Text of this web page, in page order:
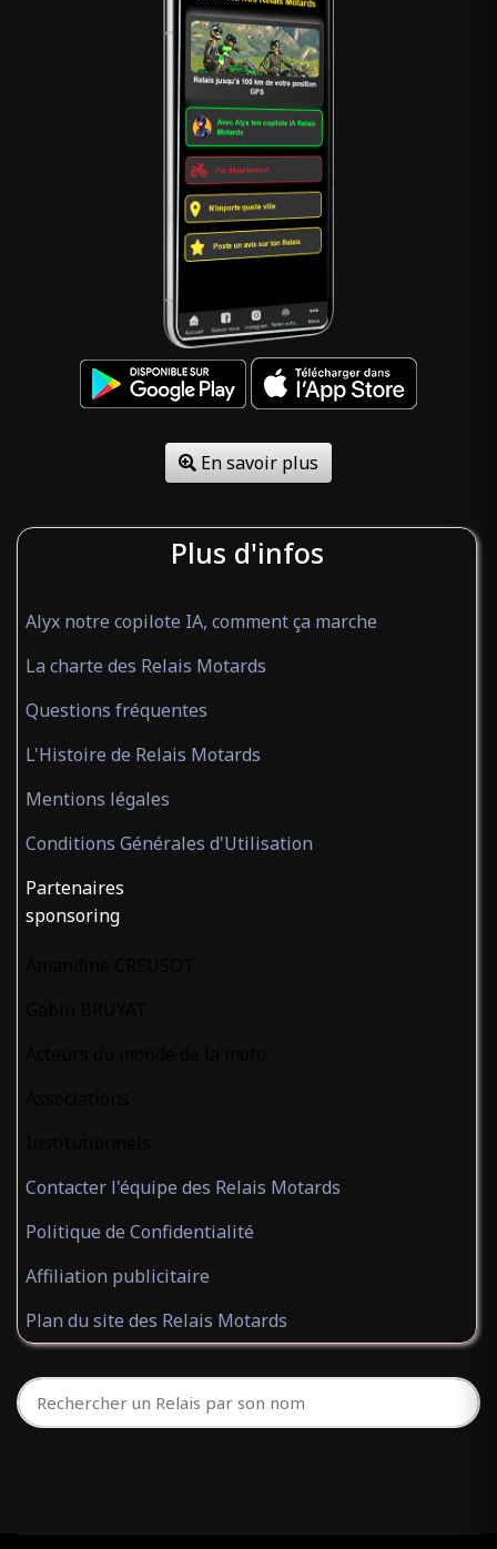
En savoir plus
Plus d'infos
Alyx notre copilote IA, comment ça marche
La charte des Relais Motards
Questions fréquentes
L'Histoire de Relais Motards
Mentions légales
Conditions Générales d'Utilisation
Partenaires
sponsoring
Contacter l'équipe des Relais Motards
Politique de Confidentialité
Affiliation publicitaire
Plan du site des Relais Motards